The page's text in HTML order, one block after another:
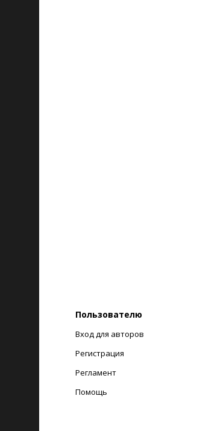
Пользователю
Вход для авторов
Регистрация
Регламент
Помощь